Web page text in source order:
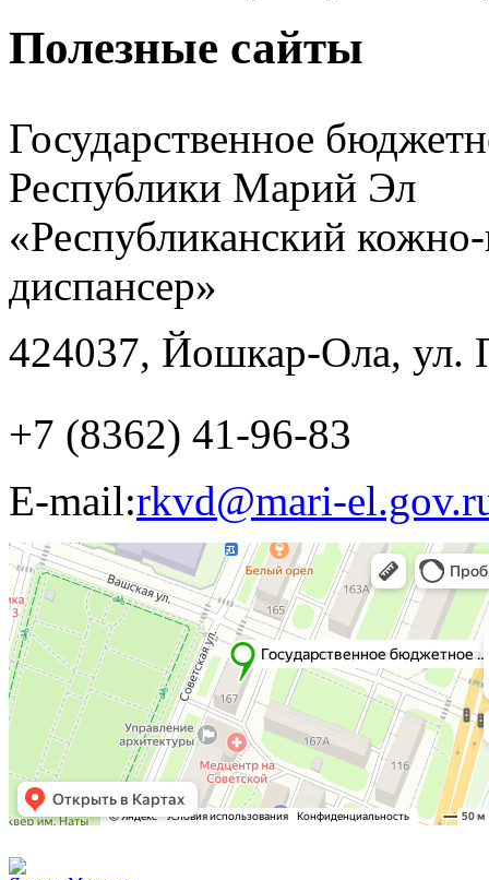
Полезные сайты
Государственное
Республики Марий Эл
«Республиканский
диспансер»
424037, Йошкар-Ола, ул.
+7 (8362) 41-96-83
E-mail:rkvd@mari-